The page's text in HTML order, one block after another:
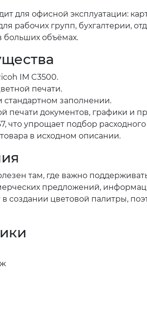
для офисной эксплуатации:
рабочих групп, бухгалтерии,
больших объёмах.
IM C3500.
печати.
стандартном заполнении.
печати документов, графики и
что упрощает подбор
в исходном описании.
там, где важно
предложений,
создании цветовой палитры,